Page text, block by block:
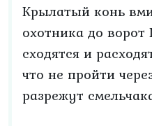
Крылатый конь
охотника до
сходятся и
что не пройти
разрежут